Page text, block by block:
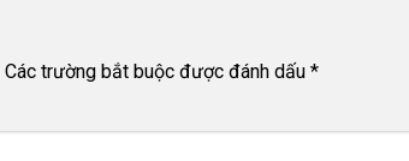
Các trường bắt buộc được đánh dấu *